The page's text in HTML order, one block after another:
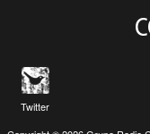
Twitter